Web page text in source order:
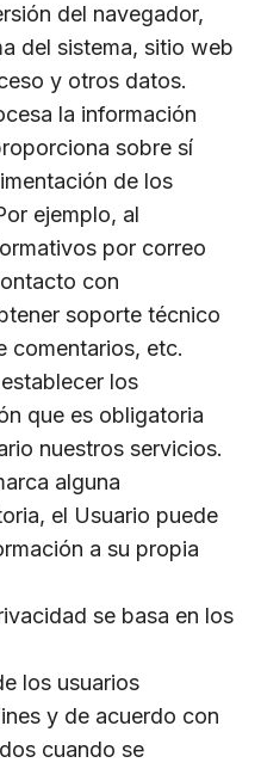
del navegador,
del sistema, sitio web
y otros datos.
la información
sobre sí
de los
ejemplo, al
por correo
con
soporte técnico
comentarios, etc.
los
que es obligatoria
nuestros servicios.
alguna
el Usuario puede
a su propia
se basa en los
los usuarios
y de acuerdo con
cuando se